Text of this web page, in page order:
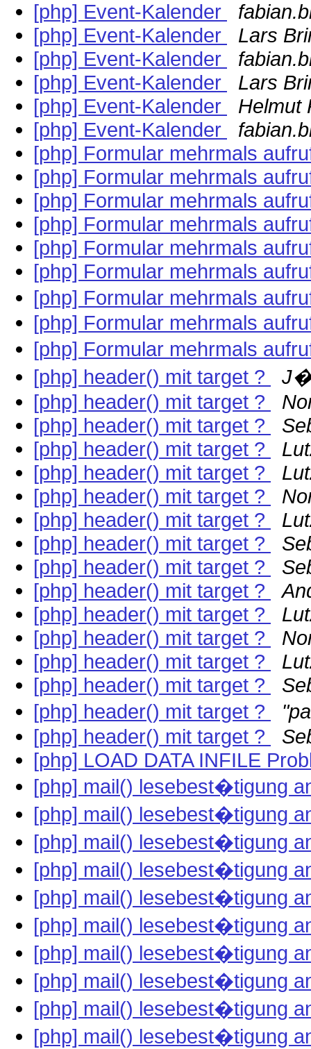
[php] Event-Kalender
[php] Event-Kalender
Lars
[php] Event-Kalender
[php] Event-Kalender
Lars
[php] Event-Kalender
Helmut
[php] Event-Kalender
[php] Formular mehrmals
[php] Formular mehrmals
[php] Formular mehrmals
[php] Formular mehrmals
[php] Formular mehrmals
[php] Formular mehrmals
[php] Formular mehrmals
[php] Formular mehrmals
[php] Formular mehrmals
[php] header() mit target ?
[php] header() mit target ?
[php] header() mit target ?
[php] header() mit target ?
[php] header() mit target ?
[php] header() mit target ?
[php] header() mit target ?
[php] header() mit target ?
[php] header() mit target ?
[php] header() mit target ?
[php] header() mit target ?
[php] header() mit target ?
[php] header() mit target ?
[php] header() mit target ?
[php] header() mit target ?
[php] header() mit target ?
[php] LOAD DATA INFILE
[php] mail() lesebest�tigung
[php] mail() lesebest�tigung
[php] mail() lesebest�tigung
[php] mail() lesebest�tigung
[php] mail() lesebest�tigung
[php] mail() lesebest�tigung
[php] mail() lesebest�tigung
[php] mail() lesebest�tigung
[php] mail() lesebest�tigung
[php] mail() lesebest�tigung